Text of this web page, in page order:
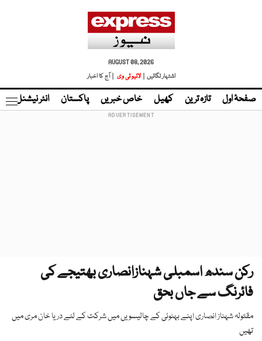
AUGUST 08, 2026
اشتہار لگائیں |
لائیو ٹی وی | آج کا اخبار
صفحۂ اول تازہ ترین کھیل خاص خبریں پاکستان انٹر نیشنل
رکن سندھ اسمبلی شہنازانصاری بھتیجے کی
فائرنگ سے جاں بحق
مقتولہ شہناز انصاری اپنے بہنوئی کے چالیسویں میں شرکت کے لئے دریا خان مری میں
تھیں